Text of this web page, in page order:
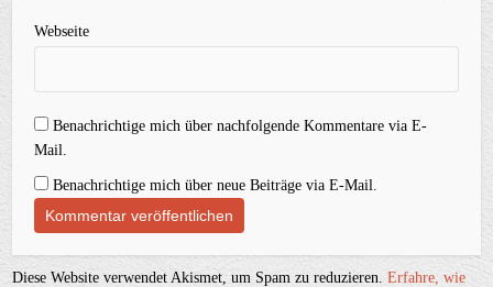
Webseite
Benachrichtige mich über nachfolgende Kommentare via E-
Mail.
Benachrichtige mich über neue Beiträge via E-Mail.
Diese Website verwendet Akismet, um Spam zu reduzieren.Erfahre, wie